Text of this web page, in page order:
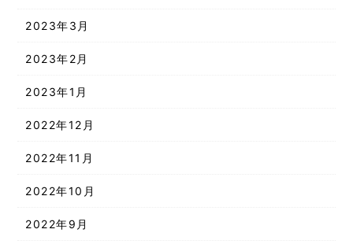
2023年3月
2023年2月
2023年1月
2022年12月
2022年11月
2022年10月
2022年9月